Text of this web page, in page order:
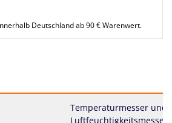
Deutschland ab 90 € Warenwert.
Temperaturmesser und
Luftfeuchtigkeitsmesser